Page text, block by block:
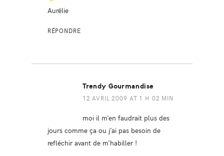
Aurélie
RÉPONDRE
Trendy Gourmandise
12 AVRIL 2009 AT 1 H 02 MIN
moi il m’en faudrait plus des
jours comme ça ou j’ai pas besoin de
refléchir avant de m’habiller !